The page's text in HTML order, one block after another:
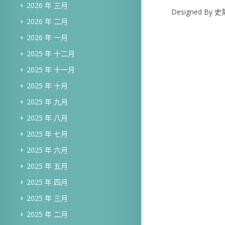
2026 年 三月
2026 年 二月
2026 年 一月
2025 年 十二月
2025 年 十一月
2025 年 十月
2025 年 九月
2025 年 八月
2025 年 七月
2025 年 六月
2025 年 五月
2025 年 四月
2025 年 三月
2025 年 二月
Designed By 史